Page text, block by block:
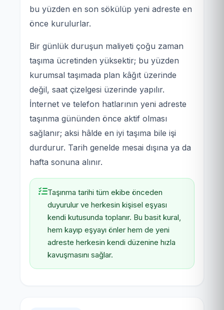
bu yüzden en son sökülüp yeni adreste en
önce kurulurlar.
Bir günlük duruşun maliyeti çoğu zaman
taşıma ücretinden yüksektir; bu yüzden
kurumsal taşımada plan kâğıt üzerinde
değil, saat çizelgesi üzerinde yapılır.
İnternet ve telefon hatlarının yeni adreste
taşınma gününden önce aktif olması
sağlanır; aksi hâlde en iyi taşıma bile işi
durdurur. Tarih genelde mesai dışına ya da
hafta sonuna alınır.
Taşınma tarihi tüm ekibe önceden
duyurulur ve herkesin kişisel eşyası
kendi kutusunda toplanır. Bu basit kural,
hem kayıp eşyayı önler hem de yeni
adreste herkesin kendi düzenine hızla
kavuşmasını sağlar.